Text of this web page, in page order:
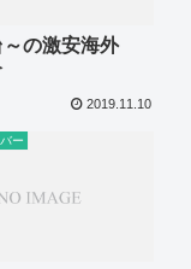
～の激安海外
2019.11.10
ー